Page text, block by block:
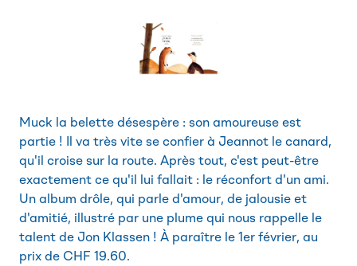
Muck la belette désespère : son amoureuse est
partie ! Il va très vite se confier à Jeannot le canard,
qu'il croise sur la route. Après tout, c'est peut-être
exactement ce qu'il lui fallait : le réconfort d'un ami.
Un album drôle, qui parle d'amour, de jalousie et
d'amitié, illustré par une plume qui nous rappelle le
talent de Jon Klassen ! À paraître le 1er février, au
prix de CHF 19.60.